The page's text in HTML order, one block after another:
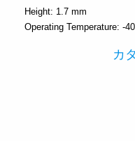
Height: 1.7 mm
Operating Temperature: -
カ